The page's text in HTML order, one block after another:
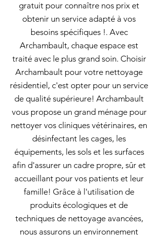
gratuit pour connaître nos prix et
obtenir un service adapté à vos
besoins spécifiques !. Avec
Archambault, chaque espace est
traité avec le plus grand soin. Choisir
Archambault pour votre nettoyage
résidentiel, c'est opter pour un service
de qualité supérieure! Archambault
vous propose un grand ménage pour
nettoyer vos cliniques vétérinaires, en
désinfectant les cages, les
équipements, les sols et les surfaces
afin d'assurer un cadre propre, sûr et
accueillant pour vos patients et leur
famille! Grâce à l'utilisation de
produits écologiques et de
techniques de nettoyage avancées,
nous assurons un environnement